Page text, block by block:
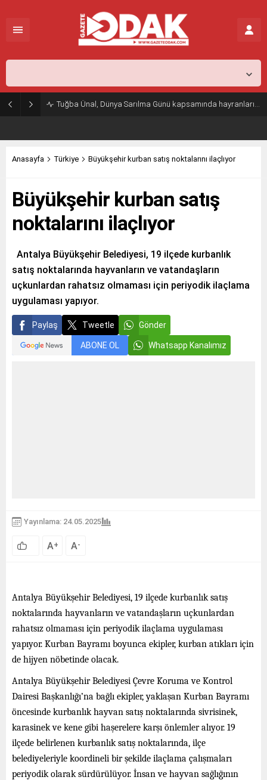
Tuğba Ünal, Dünya Sarılma Günü kapsamında hayranlarıyla buluştu
Anasayfa Türkiye Büyükşehir kurban satış noktalarını ilaçlıyor
Büyükşehir kurban satış
noktalarını ilaçlıyor
Antalya Büyükşehir Belediyesi, 19 ilçede kurbanlık
satış noktalarında hayvanların ve vatandaşların
uçkunlardan rahatsız olmaması için periyodik ilaçlama
uygulaması yapıyor.
Paylaş Tweetle Gönder
ABONE OL Whatsapp Kanalımız
Yayınlama: 24.05.2025
A+ A-
Antalya Büyükşehir Belediyesi, 19 ilçede kurbanlık satış
noktalarında hayvanların ve vatandaşların uçkunlardan
rahatsız olmaması için periyodik ilaçlama uygulaması
yapıyor. Kurban Bayramı boyunca ekipler, kurban atıkları için
de hijyen nöbetinde olacak.
Antalya Büyükşehir Belediyesi Çevre Koruma ve Kontrol
Dairesi Başkanlığı’na bağlı ekipler, yaklaşan Kurban Bayramı
öncesinde kurbanlık hayvan satış noktalarında sivrisinek,
karasinek ve kene gibi haşerelere karşı önlemler alıyor. 19
ilçede belirlenen kurbanlık satış noktalarında, ilçe
belediyeleriyle koordineli bir şekilde ilaçlama çalışmaları
periyodik olarak sürdürülüyor. İnsan ve hayvan sağlığının